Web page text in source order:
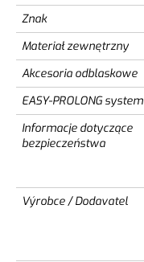
Znak
Materiał zewnętrzny
Akcesoria odblaskowe
EASY-PROLONG system
Informacje dotyczące
bezpieczeństwa
Výrobce / Dodavatel